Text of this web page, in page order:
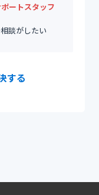
ートスタッフ
談がしたい
する